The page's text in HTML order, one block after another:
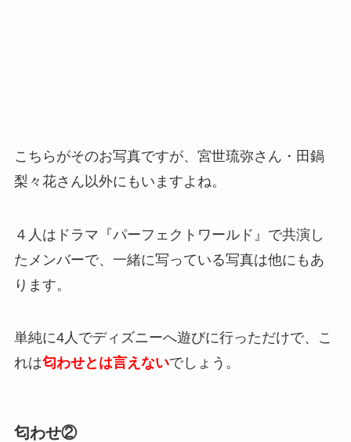
こちらがそのお写真ですが、宮世琉弥さん・田鍋
梨々花さん以外にもいますよね。
４人はドラマ『パーフェクトワールド』で共演し
たメンバーで、一緒に写っている写真は他にもあ
ります。
単純に4人でディズニーへ遊びに行っただけで、こ
れは匂わせとは言えないでしょう。
匂わせ②